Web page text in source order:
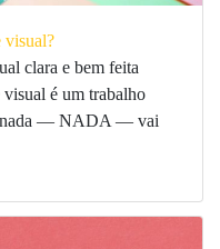
visual?
clara e bem feita
visual é um trabalho
nada — NADA — vai